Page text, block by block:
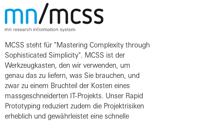
MCSS steht für "Mastering Complexity through
Sophisticated Simplicity". MCSS ist der
Werkzeugkasten, den wir verwenden, um
genau das zu liefern, was Sie brauchen, und
zwar zu einem Bruchteil der Kosten eines
massgeschneiderten IT-Projekts. Unser Rapid
Prototyping reduziert zudem die Projektrisiken
erheblich und gewährleistet eine schnelle